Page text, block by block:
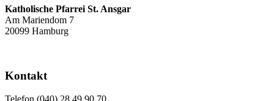
Katholische Pfarrei St. Ansgar
Am Mariendom 7
20099 Hamburg
Kontakt